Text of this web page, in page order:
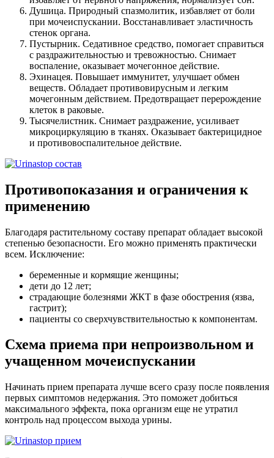
Душица. Природный спазмолитик, избавляет от боли
при мочеиспускании. Восстанавливает эластичность
стенок органа.
Пустырник. Седативное средство, помогает справиться
с раздражительностью и тревожностью. Снимает
воспаление, оказывает мочегонное действие.
Эхинацея. Повышает иммунитет, улучшает обмен
веществ. Обладает противовирусным и легким
мочегонным действием. Предотвращает перерождение
клеток в раковые.
Тысячелистник. Снимает раздражение, усиливает
микроциркуляцию в тканях. Оказывает бактерицидное
и противовоспалительное действие.
Противопоказания и ограничения к
применению
Благодаря растительному составу препарат обладает высокой
степенью безопасности. Его можно применять практически
всем. Исключение:
беременные и кормящие женщины;
дети до 12 лет;
страдающие болезнями ЖКТ в фазе обострения (язва,
гастрит);
пациенты со сверхчувствительностью к компонентам.
Схема приема при непроизвольном и
учащенном мочеиспускании
Начинать прием препарата лучше всего сразу после появления
первых симптомов недержания. Это поможет добиться
максимального эффекта, пока организм еще не утратил
контроль над процессом выхода урины.